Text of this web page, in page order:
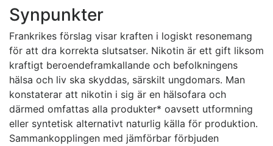
Synpunkter
Frankrikes förslag visar kraften i logiskt resonemang
för att dra korrekta slutsatser. Nikotin är ett gift liksom
kraftigt beroendeframkallande och befolkningens
hälsa och liv ska skyddas, särskilt ungdomars. Man
konstaterar att nikotin i sig är en hälsofara och
därmed omfattas alla produkter* oavsett utformning
eller syntetisk alternativt naturlig källa för produktion.
Sammankopplingen med jämförbar förbjuden